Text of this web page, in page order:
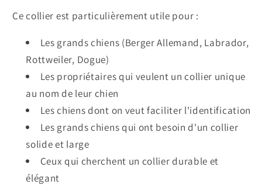
Ce collier est particulièrement utile pour :
Les grands chiens (Berger Allemand, Labrador,
Rottweiler, Dogue)
Les propriétaires qui veulent un collier unique
au nom de leur chien
Les chiens dont on veut faciliter l'identification
Les grands chiens qui ont besoin d'un collier
solide et large
Ceux qui cherchent un collier durable et
élégant